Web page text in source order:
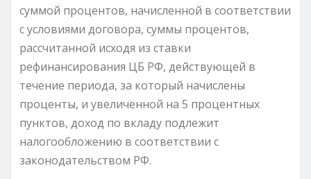
суммой процентов, начисленной в соответствии
с условиями договора, суммы процентов,
рассчитанной исходя из ставки
рефинансирования ЦБ РФ, действующей в
течение периода, за который начислены
проценты, и увеличенной на 5 процентных
пунктов, доход по вкладу подлежит
налогообложению в соответствии с
законодательством РФ.